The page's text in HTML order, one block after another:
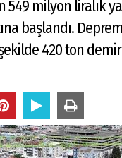
549 milyon liralık
başlandı.
420 ton